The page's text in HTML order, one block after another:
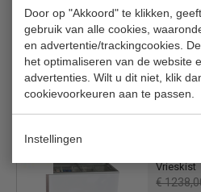
Door op "Akkoord" te klikken,
gebruik van alle cookies,
en advertentie/trackingcookies.
het optimaliseren van de website
advertenties. Wilt u dit niet, klik
cookievoorkeuren aan te passen.
Instellingen
Levertijd 1 á 2 weken
Optie: verkrijgbaar in zwart, grijs
Is dit iets
Elcold
Vrieskist
€